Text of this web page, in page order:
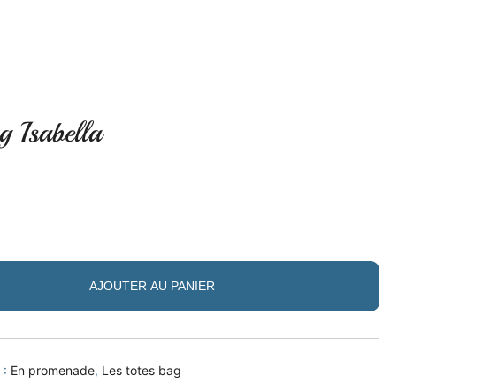
Isabella
AJOUTER AU PANIER
: En promenade, Les totes bag